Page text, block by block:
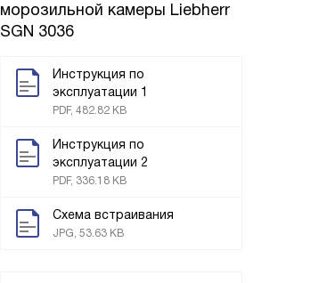
морозильной камеры Liebherr
SGN 3036
Инструкция по
эксплуатации 1
PDF, 482.82 KB
Инструкция по
эксплуатации 2
PDF, 336.18 KB
Схема встраивания
JPG, 53.63 KB